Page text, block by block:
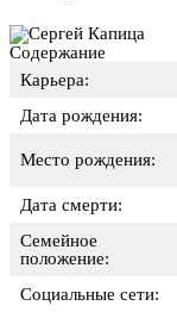
Содержание
Карьера:
Дата рождения:
Место рождения:
Дата смерти:
Семейное
положение:
Социальные сети: